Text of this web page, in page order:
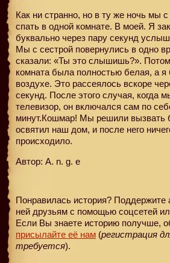
Как ни странно, но в ту же ночь мы
спать в одной комнате. В моей. Я
буквально через пару секунд
Мы с сестрой повернулись в одно
сказали: «Ты это слышишь?».
комната была полностью белая, а я
воздухе. Это рассеялось вскоре
секунд. После этого случая, когда
телевизор, он включался сам по
минут.Кошмар! Мы решили вызвать
освятил наш дом, и после него
происходило.
Автор: A. n. g. e
Понравилась история? Поддержите
ней друзьям с помощью соцсетей
Если Вы знаете историю получше,
присылайте её нам (регистрация
требуется).